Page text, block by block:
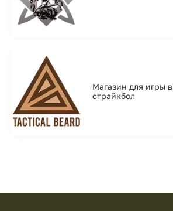
Магазин для игры в
страйкбол